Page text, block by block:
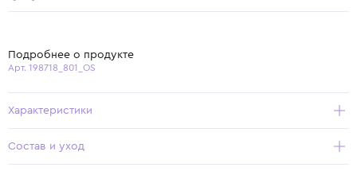
Подробнее о продукте
Арт. 198718_801_OS
Характеристики
Состав и уход